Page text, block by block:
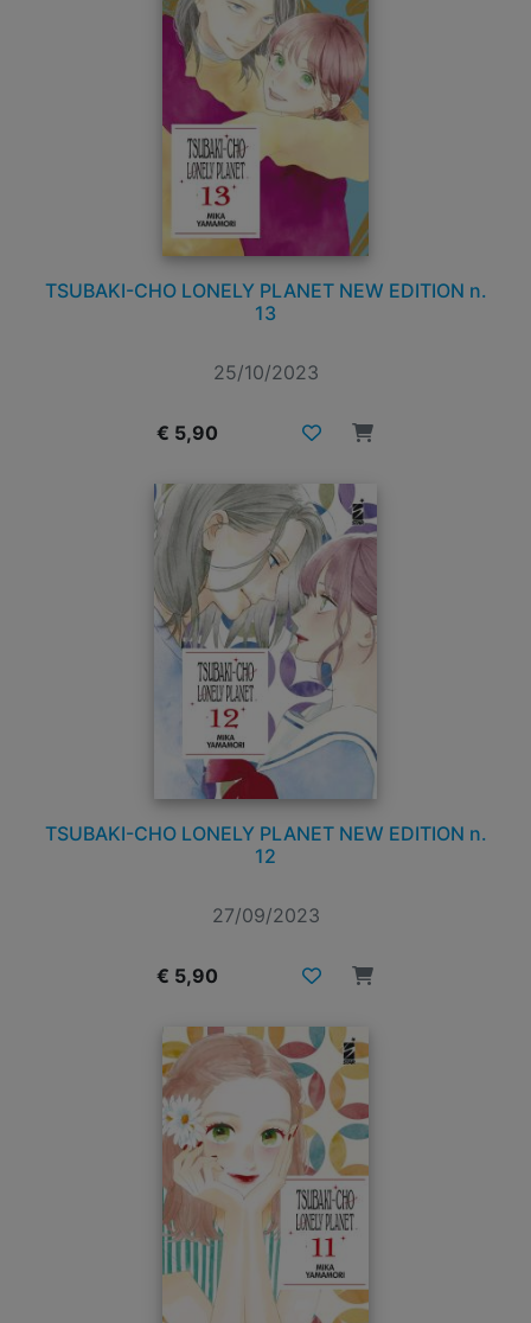
TSUBAKI-CHO LONELY PLANET NEW EDITION n.
13
25/10/2023
€ 5,90
TSUBAKI-CHO LONELY PLANET NEW EDITION n.
12
27/09/2023
€ 5,90